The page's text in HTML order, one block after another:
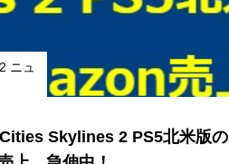
ニュ
Cities Skylines 2 PS5北米版の